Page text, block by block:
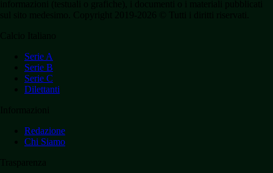
Serie A
Serie B
Serie C
Dilettanti
Redazione
Chi Siamo